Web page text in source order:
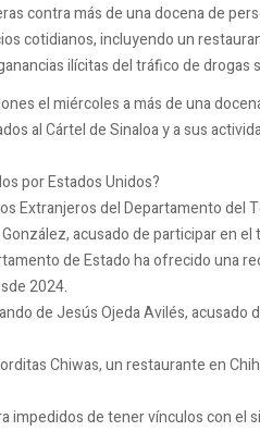
contra más de una docena de
cotidianos, incluyendo un
ilícitas del tráfico de drogas
el miércoles a más de una
al Cártel de Sinaloa y a sus
por Estados Unidos?
Extranjeros del Departamento del
acusado de participar en
de Estado ha ofrecido una
2024.
de Jesús Ojeda Avilés, acusado
Chiwas, un restaurante en
impedidos de tener vínculos con el